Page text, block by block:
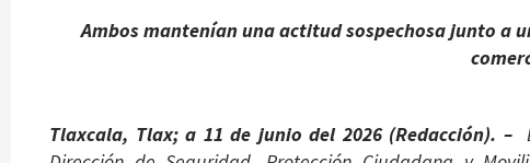
Ambos mantenían una actitud sospechosa junto a
Tlaxcala, Tlax; a 11 de junio del 2026 (Redacción). –